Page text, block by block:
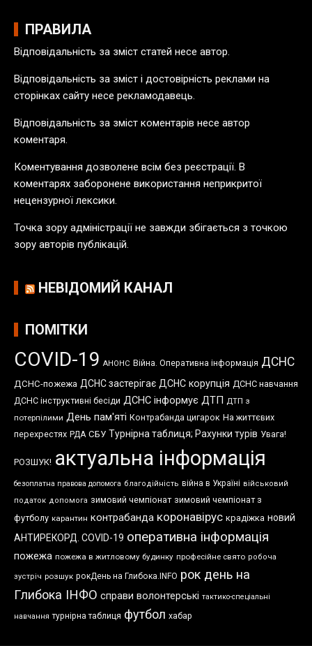
і
п
у
б
і
к
ПРАВИЛА
Відповідальність за зміст статей несе автор.
Відповідальність за зміст і достовірність реклами на
сторінках сайту несе рекламодавець.
Відповідальність за зміст коментарів несе автор
коментаря.
Коментування дозволене всім без реєстрації. В
коментарях заборонене використання неприкритої
нецензурної лексики.
Точка зору адміністрації не завжди збігається з точкою
зору авторів публікацій.
НЕВІДОМИЙ КАНАЛ
ПОМІТКИ
COVID-19 АНОНС Війна. Оперативна інформація ДСНС
ДСНС-пожежа ДСНС застерігає ДСНС корупція ДСНС навчання
ДСНС інструктивні бесіди ДСНС інформує ДТП ДТП з
потерпілими День пам'яті Контрабанда цигарок На життєвих
перехрестях РДА СБУ Турнірна таблиця; Рахунки турів Увага!
РОЗШУК! актуальна інформація
безоплатна правова допомога благодійність війна в Україні військовий
податок допомога зимовий чемпіонат зимовий чемпіонат з
футболу карантин контрабанда коронавірус крадіжка новий
АНТИРЕКОРД. COVID-19 оперативна інформація
пожежа пожежа в житловому будинку професійне свято робоча
зустріч розшук рокДень на Глибока.INFO рок день на
Глибока ІНФО справи волонтерські тактико-спеціальні
навчання турнірна таблиця футбол хабар